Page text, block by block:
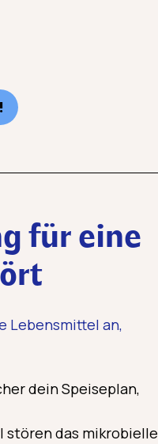
für eine
Lebensmittel an,
dein Speiseplan,
stören das mikrobielle